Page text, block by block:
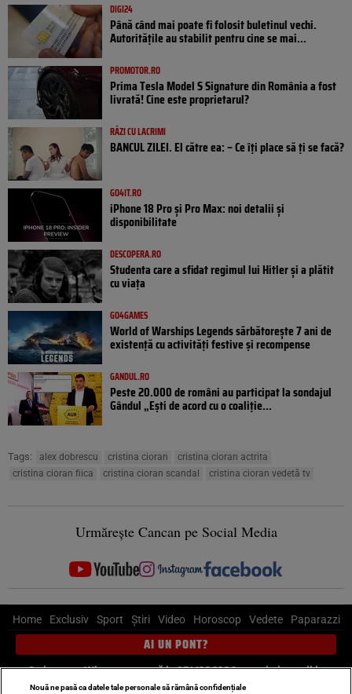
DIGI24
Până când mai poate fi folosit buletinul vechi.
Autoritățile au stabilit pentru cine se mai...
PROMOTOR.RO
Prima Tesla Model S Signature din România a fost
livrată! Cine este proprietarul?
RÂZI CU LACRIMI
BANCUL ZILEI. El către ea: – Ce îți place să ți se facă?
GO4IT.RO
iPhone 18 Pro și Pro Max: noi detalii și
disponibilitate
DESCOPERA.RO
Studenta care a sfidat regimul lui Hitler și a plătit
cu viața
GO4GAMES
World of Warships Legends sărbătorește 7 ani de
existență cu activități festive și recompense
GANDUL.RO
Peste 20.000 de români au participat la sondajul
Gândul „Ești de acord cu o coaliție...
Tags: alex dobrescu cristina cioran
cristina cioran actrita
cristina cioran fiica
cristina cioran scandal cristina cioran vedetă tv
Urmărește Cancan pe Social Media
Home Exclusiv Sport Știri Video Horoscop Vedete Paparazzi
AI UN PONT?
Scrie-ne pe Whatsapp, sună la 0741226226 sau trimite mail la
pont@cancan.ro
Nouă ne pasă ca datele tale personale să rămână confidențiale